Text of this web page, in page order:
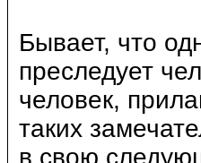
Бывает, что
преследует
человек,
таких
в свою